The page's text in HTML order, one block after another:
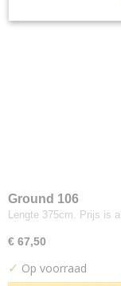
Brugman
Camira
Advantage
Aquarius
Blazer Light
Ground 106
Lengte 375cm. Prijs is
€ 67,50
✓ Op voorraad